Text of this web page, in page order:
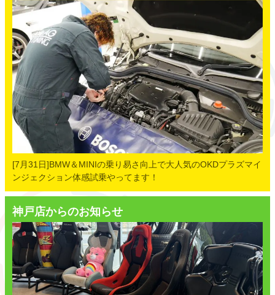
[7月31日]BMW＆MINIの乗り易さ向上で大人気のOKDプラズマイ
ンジェクション体感試乗やってます！
神戸店からのお知らせ